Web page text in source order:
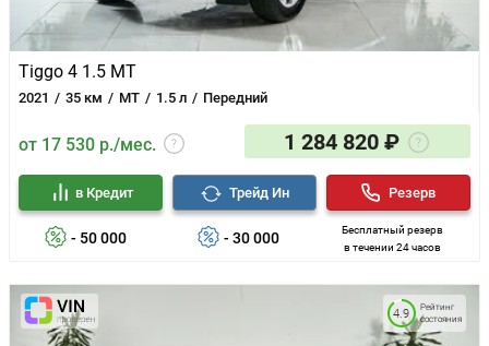
Tiggo 4 1.5 MT
2021 35 км MT 1.5 л Передний
от 17 530 р./мес. 1 284 820 ₽
- 50 000
в Кредит
- 30 000
Трейд Ин
Бесплатный резерв
в течении 24 часов
Резерв
Рейтинг
состояния
4.9